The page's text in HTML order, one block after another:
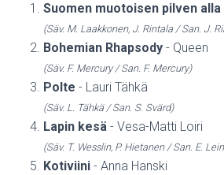
Suomen muotoisen pilven alla
(Säv. M. Laakkonen, J. Rintala / San. J.
Bohemian Rhapsody - Queen
(Säv. F. Mercury / San. F. Mercury)
Polte - Lauri Tähkä
(Säv. L. Tähkä / San. S. Svärd)
Lapin kesä - Vesa-Matti Loiri
(Säv. T. Wesslin, P. Hietanen / San. E.
Kotiviini - Anna Hanski